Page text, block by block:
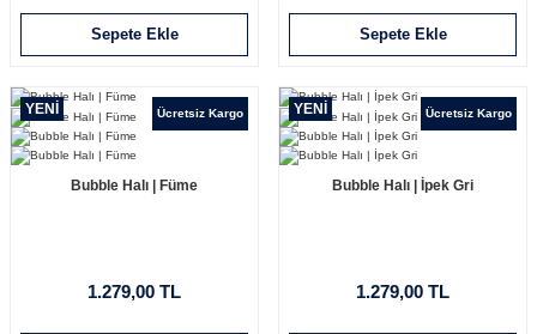
Sepete Ekle Sepete Ekle
YENİ Ücretsiz Kargo
Bubble Halı | Füme
1.279,00 TL
YENİ Ücretsiz Kargo
Bubble Halı | İpek Gri
1.279,00 TL